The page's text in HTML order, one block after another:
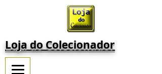
Loja do Colecionador